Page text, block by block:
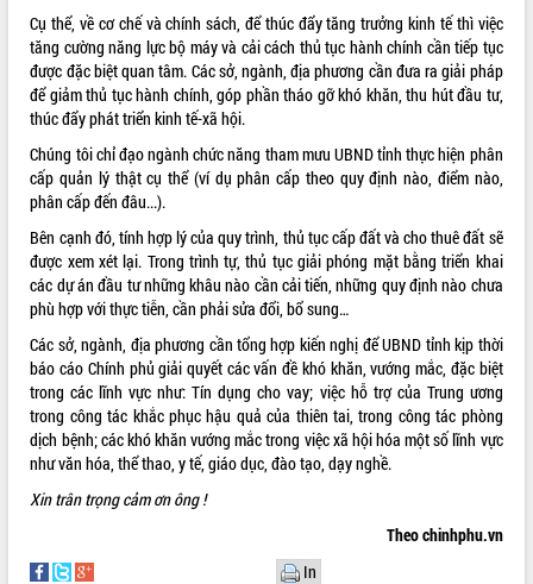
Cụ thể, về cơ chế và chính sách, để thúc đẩy tăng trưởng kinh tế thì việc
tăng cường năng lực bộ máy và cải cách thủ tục hành chính cần tiếp tục
được đặc biệt quan tâm. Các sở, ngành, địa phương cần đưa ra giải pháp
để giảm thủ tục hành chính, góp phần tháo gỡ khó khăn, thu hút đầu tư,
thúc đẩy phát triển kinh tế-xã hội.
Chúng tôi chỉ đạo ngành chức năng tham mưu UBND tỉnh thực hiện phân
cấp quản lý thật cụ thể (ví dụ phân cấp theo quy định nào, điểm nào,
phân cấp đến đâu...).
Bên cạnh đó, tính hợp lý của quy trình, thủ tục cấp đất và cho thuê đất sẽ
được xem xét lại. Trong trình tự, thủ tục giải phóng mặt bằng triển khai
các dự án đầu tư những khâu nào cần cải tiến, những quy định nào chưa
phù hợp với thực tiễn, cần phải sửa đổi, bổ sung…
Các sở, ngành, địa phương cần tổng hợp kiến nghị để UBND tỉnh kịp thời
báo cáo Chính phủ giải quyết các vấn đề khó khăn, vướng mắc, đặc biệt
trong các lĩnh vực như: Tín dụng cho vay; việc hỗ trợ của Trung ương
trong công tác khắc phục hậu quả của thiên tai, trong công tác phòng
dịch bệnh; các khó khăn vướng mắc trong việc xã hội hóa một số lĩnh vực
như văn hóa, thể thao, y tế, giáo dục, đào tạo, dạy nghề.
Xin trân trọng cảm ơn ông !
Theo chinhphu.vn
In